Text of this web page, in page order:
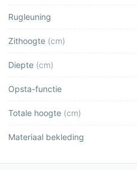
Rugleuning
Zithoogte (cm)
Diepte (cm)
Opsta-functie
Totale hoogte (cm)
Materiaal bekleding